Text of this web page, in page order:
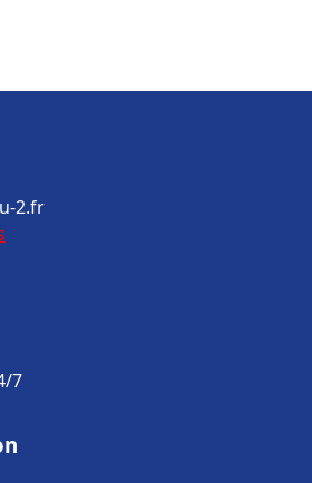
2.fr
7